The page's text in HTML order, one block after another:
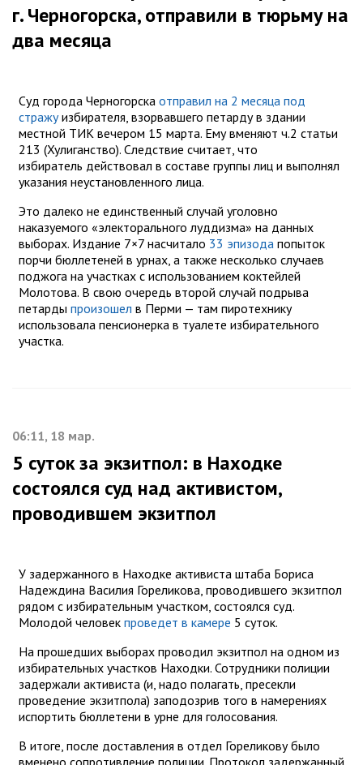
г. Черногорска, отправили в тюрьму на
два месяца
Суд города Черногорска отправил на 2 месяца под
стражуизбирателя, взорвавшего петарду в здании
местной ТИК вечером 15 марта. Ему вменяют ч.2 статьи
213 (Хулиганство). Следствие считает, что
избиратель действовал в составе группы лиц и выполнял
указания неустановленного лица.
Это далеко не единственный случай уголовно
наказуемого «электорального луддизма» на данных
выборах. Издание 7×7 насчитало 33 эпизода попыток
порчи бюллетеней в урнах, а также несколько случаев
поджога на участках с использованием коктейлей
Молотова. В свою очередь второй случай подрыва
петарды произошел в Перми — там пиротехнику
использовала пенсионерка в туалете избирательного
участка.
06:11, 18 мар.
5 суток за экзитпол: в Находке
состоялся суд над активистом,
проводившем экзитпол
У задержанного в Находке активиста штаба Бориса
Надеждина Василия Гореликова, проводившего экзитпол
рядом с избирательным участком, состоялся суд.
Молодой человек проведет в камере 5 суток.
На прошедших выборах проводил экзитпол на одном из
избирательных участков Находки. Сотрудники полиции
задержали активиста (и, надо полагать, пресекли
проведение экзитпола) заподозрив того в намерениях
испортить бюллетени в урне для голосования.
В итоге, после доставления в отдел Гореликову было